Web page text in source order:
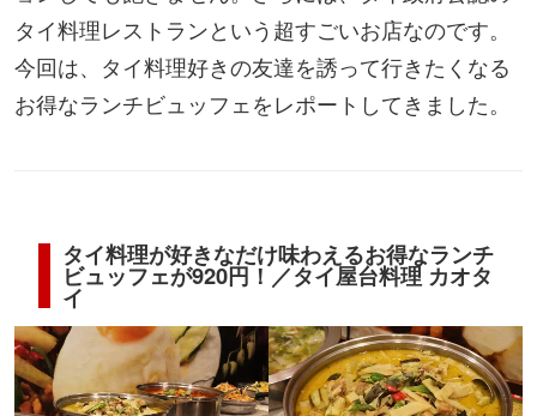
タイ料理レストランという超すごいお店なのです。
今回は、タイ料理好きの友達を誘って行きたくなる
お得なランチビュッフェをレポートしてきました。
タイ料理が好きなだけ味わえるお得なランチ
ビュッフェが920円！／タイ屋台料理 カオタ
イ